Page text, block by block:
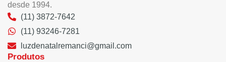
desde 1994.
(11) 3872-7642
(11) 93246-7281
luzdenatalremanci@gmail.com
Produtos